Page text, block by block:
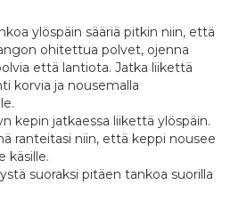
ylöspäin sääriä pitkin niin, että
ohitettua polvet, ojenna
että lantiota. Jatka liikettä
korvia ja nousemalla
kepin jatkaessa liikettä ylöspäin.
ranteitasi niin, että keppi nousee
käsille.
suoraksi pitäen tankoa suorilla